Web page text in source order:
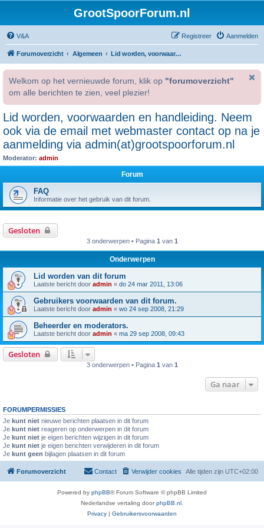
GrootSpoorForum.nl
V&A Aanmelden
Registreer
Forumoverzicht Algemeen Lid worden, voorwaarden en handleiding. Neem ook via de email met webmaster contact op na je aanmelding via admin(at)grootspoorforum.nl
Welkom op het vernieuwde forum, klik op "forumoverzicht"
om alle berichten te zien, veel plezier!
Lid worden, voorwaarden en handleiding. Neem
ook via de email met webmaster contact op na je
aanmelding via admin(at)grootspoorforum.nl
Moderator: admin
Forum
FAQ
Informatie over het gebruik van dit forum.
Gesloten
3 onderwerpen • Pagina 1 van 1
Onderwerpen
Lid worden van dit forum
Laatste bericht door admin « do 24 mar 2011, 13:06
Gebruikers voorwaarden van dit forum.
Laatste bericht door admin « wo 24 sep 2008, 21:29
Beheerder en moderators.
Laatste bericht door admin « ma 29 sep 2008, 09:43
Gesloten
3 onderwerpen • Pagina 1 van 1
Ga naar
FORUMPERMISSIES
Je kunt niet nieuwe berichten plaatsen in dit forum
Je kunt niet reageren op onderwerpen in dit forum
Je kunt niet je eigen berichten wijzigen in dit forum
Je kunt niet je eigen berichten verwijderen in dit forum
Je kunt geen bijlagen plaatsen in dit forum
Forumoverzicht Alle tijden zijn UTC+02:00
Verwijder cookies
Contact
Powered by phpBB® Forum Software © phpBB Limited
Nederlandse vertaling doorphpBB.nl
Privacy | Gebruikersvoorwaarden